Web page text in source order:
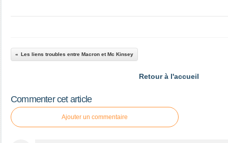
Les liens troubles entre Macron et Mc Kinsey
Retour à l'accueil
Commenter cet article
Ajouter un commentaire